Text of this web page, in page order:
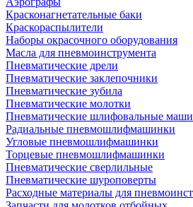
Красконагнетательные баки
Краскораспылители
Наборы окрасочного оборудования
Масла для пневмоинструмента
Пневматические дрели
Пневматические заклепочники
Пневматические зубила
Пневматические молотки
Пневматические шлифовальные
Радиальные пневмошлифмашинки
Угловые пневмошлифмашинки
Торцевые пневмошлифмашинки
Пневматические сверлильные
Пневматические шуроповерты
Расходные материалы для